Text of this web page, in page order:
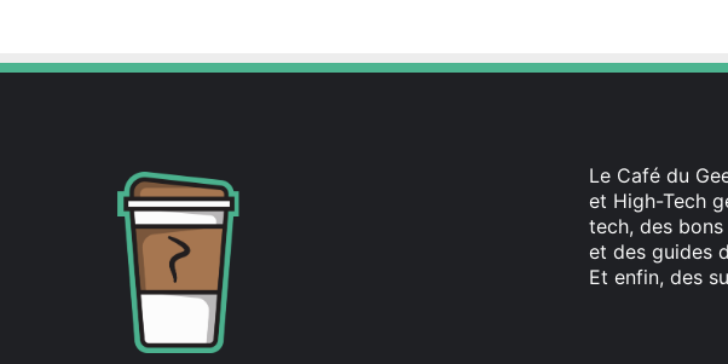
Le Café du
et High-Tech
tech, des
et des guides
Et enfin, des